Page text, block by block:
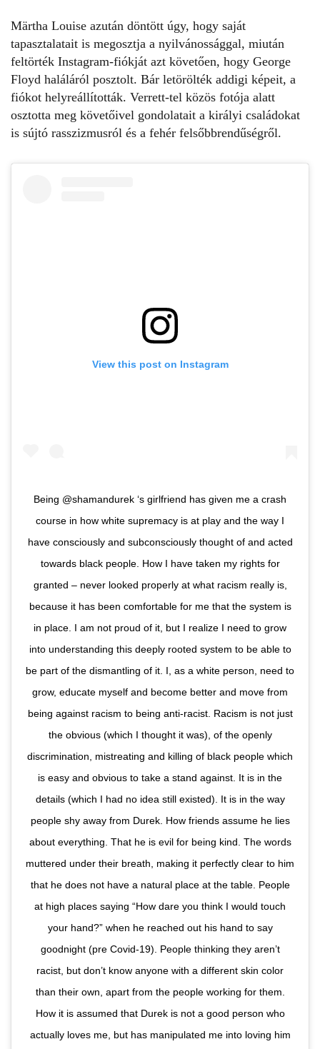
Märtha Louise azután döntött úgy, hogy saját
tapasztalatait is megosztja a nyilvánossággal, miután
feltörték Instagram-fiókját azt követően, hogy George
Floyd haláláról posztolt. Bár letörölték addigi képeit, a
fiókot helyreállították. Verrett-tel közös fotója alatt
osztotta meg követőivel gondolatait a királyi családokat
is sújtó rasszizmusról és a fehér felsőbbrendűségről.
View this post on Instagram
Being @shamandurek ‘s girlfriend has given me a crash
course in how white supremacy is at play and the way I
have consciously and subconsciously thought of and acted
towards black people. How I have taken my rights for
granted – never looked properly at what racism really is,
because it has been comfortable for me that the system is
in place. I am not proud of it, but I realize I need to grow
into understanding this deeply rooted system to be able to
be part of the dismantling of it. I, as a white person, need to
grow, educate myself and become better and move from
being against racism to being anti-racist. Racism is not just
the obvious (which I thought it was), of the openly
discrimination, mistreating and killing of black people which
is easy and obvious to take a stand against. It is in the
details (which I had no idea still existed). It is in the way
people shy away from Durek. How friends assume he lies
about everything. That he is evil for being kind. The words
muttered under their breath, making it perfectly clear to him
that he does not have a natural place at the table. People
at high places saying “How dare you think I would touch
your hand?” when he reached out his hand to say
goodnight (pre Covid-19). People thinking they aren’t
racist, but don’t know anyone with a different skin color
than their own, apart from the people working for them.
How it is assumed that Durek is not a good person who
actually loves me, but has manipulated me into loving him